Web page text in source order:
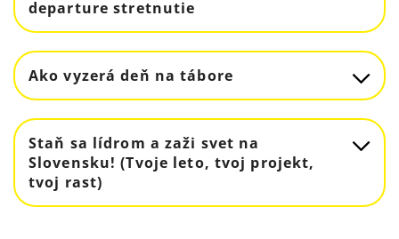
departure stretnutie
Ako vyzerá deň na tábore
Staň sa lídrom a zaži svet na
Slovensku! (Tvoje leto, tvoj projekt,
tvoj rast)